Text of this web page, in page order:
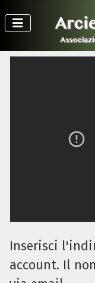
Inserisci
account. Il